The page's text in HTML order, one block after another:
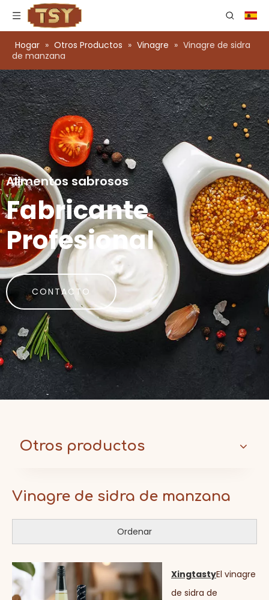
Hogar » Otros Productos » Vinagre » Vinagre de sidra
de manzana
Alimentos sabrosos
Fabricante
Profesional
CONTACTO
Otros productos
Vinagre de sidra de manzana
Ordenar
XingtastyEl vinagre
de sidra de